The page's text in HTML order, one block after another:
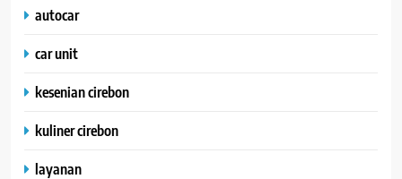
autocar
car unit
kesenian cirebon
kuliner cirebon
layanan